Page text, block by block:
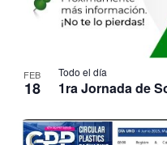
FEB
18 1ra Jornada de
Todo el día